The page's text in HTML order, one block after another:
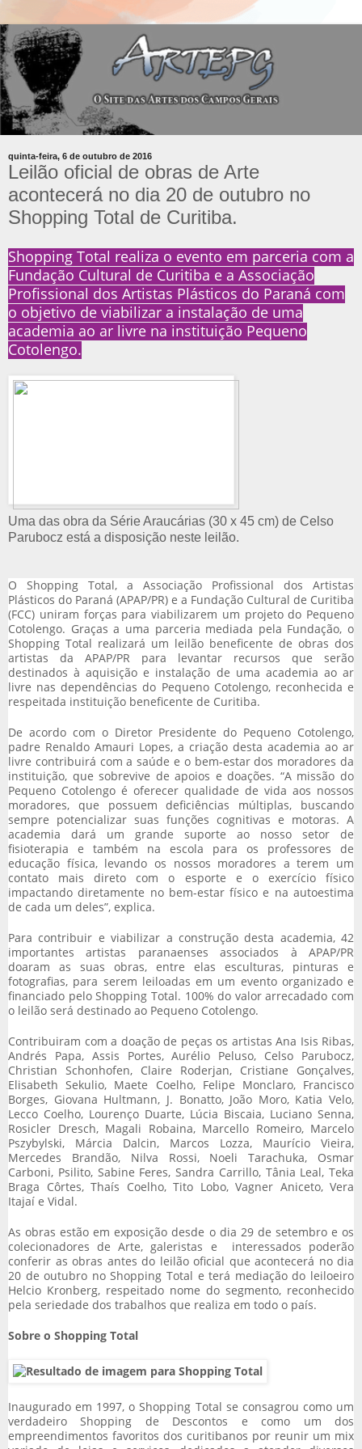
quinta-feira, 6 de outubro de 2016
Leilão oficial de obras de Arte
acontecerá no dia 20 de outubro no
Shopping Total de Curitiba.
Shopping Total realiza o evento em parceria com a
Fundação Cultural de Curitiba e a Associação
Profissional dos Artistas Plásticos do Paraná com
o objetivo de viabilizar a instalação de uma
academia ao ar livre na instituição Pequeno
Cotolengo.
Uma das obra da Série Araucárias (30 x 45 cm) de Celso
Parubocz está a disposição neste leilão.
O Shopping Total, a Associação Profissional dos Artistas
Plásticos do Paraná (APAP/PR) e a Fundação Cultural de Curitiba
(FCC) uniram forças para viabilizarem um projeto do Pequeno
Cotolengo. Graças a uma parceria mediada pela Fundação, o
Shopping Total realizará um leilão beneficente de obras dos
artistas da APAP/PR para levantar recursos que serão
destinados à aquisição e instalação de uma academia ao ar
livre nas dependências do Pequeno Cotolengo, reconhecida e
respeitada instituição beneficente de Curitiba.
De acordo com o Diretor Presidente do Pequeno Cotolengo,
padre Renaldo Amauri Lopes, a criação desta academia ao ar
livre contribuirá com a saúde e o bem-estar dos moradores da
instituição, que sobrevive de apoios e doações. “A missão do
Pequeno Cotolengo é oferecer qualidade de vida aos nossos
moradores, que possuem deficiências múltiplas, buscando
sempre potencializar suas funções cognitivas e motoras. A
academia dará um grande suporte ao nosso setor de
fisioterapia e também na escola para os professores de
educação física, levando os nossos moradores a terem um
contato mais direto com o esporte e o exercício físico
impactando diretamente no bem-estar físico e na autoestima
de cada um deles”, explica.
Para contribuir e viabilizar a construção desta academia, 42
importantes artistas paranaenses associados à APAP/PR
doaram as suas obras, entre elas esculturas, pinturas e
fotografias, para serem leiloadas em um evento organizado e
financiado pelo Shopping Total. 100% do valor arrecadado com
o leilão será destinado ao Pequeno Cotolengo.
Contribuiram com a doação de peças os artistas Ana Isis Ribas,
Andrés Papa, Assis Portes, Aurélio Peluso, Celso Parubocz,
Christian Schonhofen, Claire Roderjan, Cristiane Gonçalves,
Elisabeth Sekulio, Maete Coelho, Felipe Monclaro, Francisco
Borges, Giovana Hultmann, J. Bonatto, João Moro, Katia Velo,
Lecco Coelho, Lourenço Duarte, Lúcia Biscaia, Luciano Senna,
Rosicler Dresch, Magali Robaina, Marcello Romeiro, Marcelo
Pszybylski, Márcia Dalcin, Marcos Lozza, Maurício Vieira,
Mercedes Brandão, Nilva Rossi, Noeli Tarachuka, Osmar
Carboni, Psilito, Sabine Feres, Sandra Carrillo, Tânia Leal, Teka
Braga Côrtes, Thaís Coelho, Tito Lobo, Vagner Aniceto, Vera
Itajaí e Vidal.
As obras estão em exposição desde o dia 29 de setembro e os
colecionadores de Arte, galeristas e interessados poderão
conferir as obras antes do leilão oficial que acontecerá no dia
20 de outubro no Shopping Total e terá mediação do leiloeiro
Helcio Kronberg, respeitado nome do segmento, reconhecido
pela seriedade dos trabalhos que realiza em todo o país.
Sobre o Shopping Total
Inaugurado em 1997, o Shopping Total se consagrou como um
verdadeiro Shopping de Descontos e como um dos
empreendimentos favoritos dos curitibanos por reunir um mix